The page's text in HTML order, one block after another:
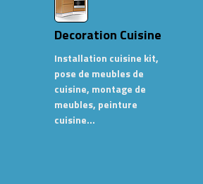
Decoration Cuisine
Installation cuisine kit,
pose de meubles de
cuisine, montage de
meubles, peinture
cuisine…